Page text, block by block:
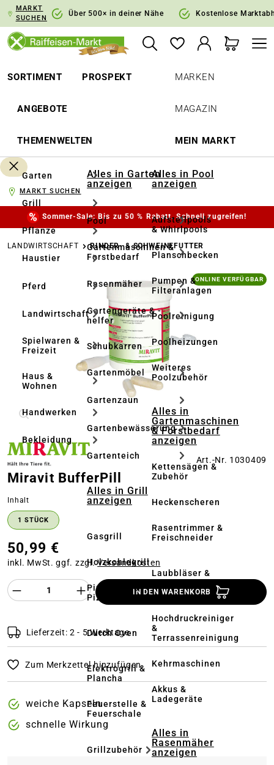
Zur Hauptnavigation springen
MARKT
SUCHEN
Über 500× in deiner Nähe Kostenlose
SORTIMENT PROSPEKT
ANGEBOTE
THEMENWELTEN
MARKEN
MAGAZIN
MEIN MARKT
Garten
Grill
Pflanze
Haustier
Pferd
Landwirtschaft
Spielwaren &
Freizeit
Haus &
Wohnen
Handwerken
Bekleidung
Alles in Garten
anzeigen
Pool
Gartenmaschinen &
Forstbedarf
Rasenmäher
Gartengeräte & -
helfer
Schubkarren
Gartenmöbel
Gartenzaun
Gartenbewässerung
Gartenteich
Alles in Grill
anzeigen
Gasgrill
Holzkohlegrill
Pizzaofen &
Pizzastein
Dutch Oven
Elektrogrill &
Plancha
Feuerstelle &
Feuerschale
Grillzubehör
Alles in Pool
anzeigen
Aufstellpools
& Whirlpools
Planschbecken
Pumpen &
Filteranlagen
Poolreinigung
Poolheizungen
Weiteres
Poolzubehör
Alles in
Gartenmaschinen
& Forstbedarf
anzeigen
Kettensägen &
Zubehör
Heckenscheren
Rasentrimmer &
Freischneider
Laubbläser &
Hochdruckreiniger
&
Terrassenreinigung
Kehrmaschinen
Akkus &
Ladegeräte
Alles in
Rasenmäher
anzeigen
MARKT SUCHEN
Sommer-Sale: Bis zu 50 % Rabatt. Schnell zugreifen!
LANDWIRTSCHAFT RINDER- & SCHWEINEFUTTER
Bildergalerie überspringen ONLINE VERFÜGBAR
Art.-Nr. 1030409
Miravit BufferPill
Inhalt
1 STÜCK
50,99 €
inkl. MwSt. ggf. zzgl.Versandkosten
Produkt Anzahl des Produktes
IN DEN WARENKORB
Lieferzeit: 2 - 5 Werktage
Zum Merkzettel hinzufügen
weiche Kapseln
schnelle Wirkung